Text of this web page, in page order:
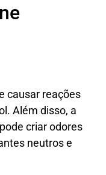
causar reações
Além disso, a
criar odores
neutros e